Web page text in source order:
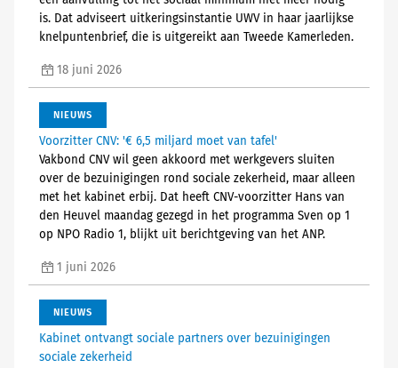
is. Dat adviseert uitkeringsinstantie UWV in haar jaarlijkse
knelpuntenbrief, die is uitgereikt aan Tweede Kamerleden.
18 juni 2026
NIEUWS
Voorzitter CNV: '€ 6,5 miljard moet van tafel'
Vakbond CNV wil geen akkoord met werkgevers sluiten
over de bezuinigingen rond sociale zekerheid, maar alleen
met het kabinet erbij. Dat heeft CNV-voorzitter Hans van
den Heuvel maandag gezegd in het programma Sven op 1
op NPO Radio 1, blijkt uit berichtgeving van het ANP.
1 juni 2026
NIEUWS
Kabinet ontvangt sociale partners over bezuinigingen
sociale zekerheid